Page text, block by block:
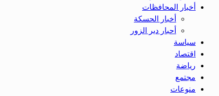
أخبار المحافظات
أخبار الحسكة
أحبار دير الزور
سياسة
اقتصاد
رياضة
مجتمع
منوعات